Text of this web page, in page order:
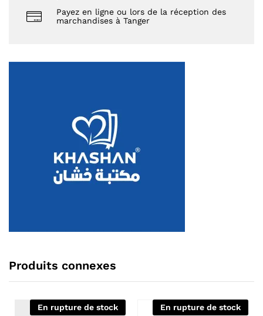
Payez en ligne ou lors de la réception des
marchandises à Tanger
Produits connexes
En rupture de stock En rupture de stock